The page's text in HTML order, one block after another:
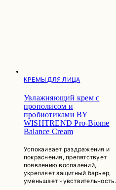
КРЕМЫ ДЛЯ ЛИЦА
Увлажняющий крем с
прополисом и
пробиотиками BY
WISHTREND Pro-Biome
Balance Cream
Успокаивает раздражения и
покраснения, препятствует
появлению воспалений,
укрепляет защитный барьер,
уменьшает чувствительность.